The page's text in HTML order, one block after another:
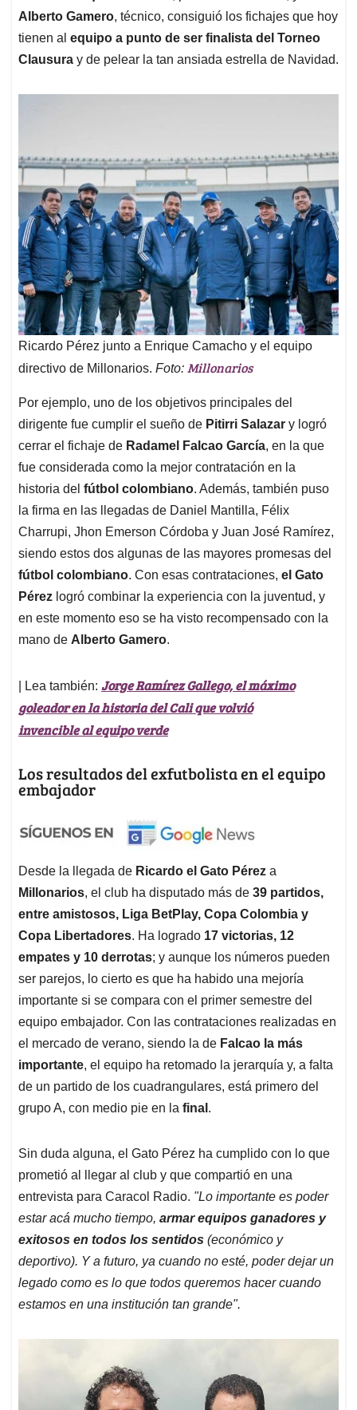
Alberto Gamero, técnico, consiguió los fichajes que hoy
tienen al equipo a punto de ser finalista del Torneo
Clausura y de pelear la tan ansiada estrella de Navidad.
Ricardo Pérez junto a Enrique Camacho y el equipo
directivo de Millonarios. Foto: Millonarios
Por ejemplo, uno de los objetivos principales del
dirigente fue cumplir el sueño de Pitirri Salazar y logró
cerrar el fichaje de Radamel Falcao García, en la que
fue considerada como la mejor contratación en la
historia del fútbol colombiano. Además, también puso
la firma en las llegadas de Daniel Mantilla, Félix
Charrupi, Jhon Emerson Córdoba y Juan José Ramírez,
siendo estos dos algunas de las mayores promesas del
fútbol colombiano. Con esas contrataciones, el Gato
Pérez logró combinar la experiencia con la juventud, y
en este momento eso se ha visto recompensado con la
mano de Alberto Gamero.
| Lea también: Jorge Ramírez Gallego, el máximo
goleador en la historia del Cali que volvió
invencible al equipo verde
Los resultados del exfutbolista en el equipo
embajador
Desde la llegada de Ricardo el Gato Pérez a
Millonarios, el club ha disputado más de 39 partidos,
entre amistosos, Liga BetPlay, Copa Colombia y
Copa Libertadores. Ha logrado 17 victorias, 12
empates y 10 derrotas; y aunque los números pueden
ser parejos, lo cierto es que ha habido una mejoría
importante si se compara con el primer semestre del
equipo embajador. Con las contrataciones realizadas en
el mercado de verano, siendo la de Falcao la más
importante, el equipo ha retomado la jerarquía y, a falta
de un partido de los cuadrangulares, está primero del
grupo A, con medio pie en la final .
Sin duda alguna, el Gato Pérez ha cumplido con lo que
prometió al llegar al club y que compartió en una
entrevista para Caracol Radio. "Lo importante es poder
estar acá mucho tiempo, armar equipos ganadores y
exitosos en todos los sentidos (económico y
deportivo). Y a futuro, ya cuando no esté, poder dejar un
legado como es lo que todos queremos hacer cuando
estamos en una institución tan grande".